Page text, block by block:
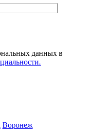
данных в
Воронеж